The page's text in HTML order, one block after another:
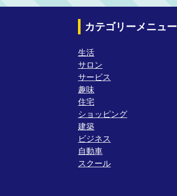
カテゴリーメニュー
生活
サロン
サービス
趣味
住宅
ショッピング
建築
ビジネス
自動車
スクール